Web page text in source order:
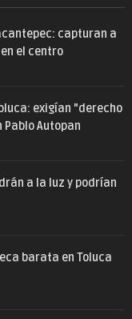
capturan a
el centro
exigían "derecho
Pablo Autopan
a la luz y podrían
barata en Toluca